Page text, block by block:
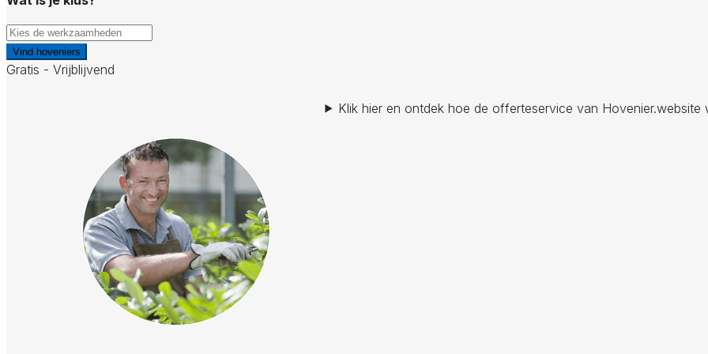
Vind hoveniers
Gratis - Vrijblijvend
Klik hier en ontdek hoe de offerteservice van Hovenier.website